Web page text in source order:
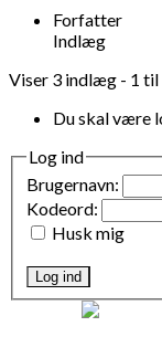
Forfatter
Indlæg
Viser 3 indlæg - 1 til
Du skal være
Log ind
Brugernavn:
Kodeord:
Husk mig
Log ind